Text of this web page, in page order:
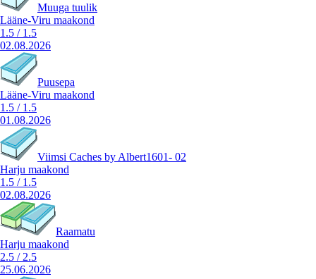
Muuga tuulik
Lääne-Viru maakond
1.5 / 1.5
02.08.2026
Puusepa
Lääne-Viru maakond
1.5 / 1.5
01.08.2026
Viimsi Caches by Albert1601- 02
Harju maakond
1.5 / 1.5
02.08.2026
Raamatu
Harju maakond
2.5 / 2.5
25.06.2026